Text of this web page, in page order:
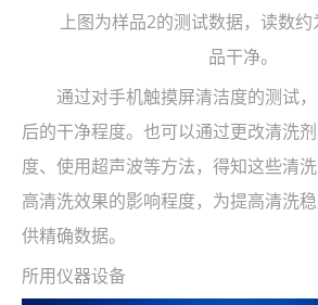
上图为样品2的测试数据，读数约
品干净。
通过对手机触摸屏清洁度的测试，
后的干净程度。也可以通过更改清洗
度、使用超声波等方法，得知这些清
高清洗效果的影响程度，为提高清洗
供精确数据。
所用仪器设备